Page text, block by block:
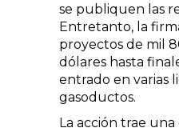
se publiquen las
Entretanto, la
proyectos de mil
dólares hasta
entrado en varias
gasoductos.
La acción trae